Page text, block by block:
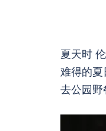
夏天时
难得的夏
去公园野